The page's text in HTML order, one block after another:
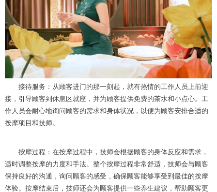
接待服务：从顾客进门的那一刻起，就有热情的工作人员上前迎
接，引导顾客到休息区就座，并为顾客提供免费的茶水和小点心。工
作人员会耐心地询问顾客的需求和身体状况，以便为顾客安排合适的
按摩项目和技师。
按摩过程：在按摩过程中，技师会根据顾客的身体反应和需求，
适时调整按摩的力度和手法。整个按摩过程非常舒适，技师会与顾客
保持良好的沟通，询问顾客的感受，确保顾客能够享受到最佳的按摩
体验。按摩结束后，技师还会为顾客提供一些养生建议，帮助顾客更